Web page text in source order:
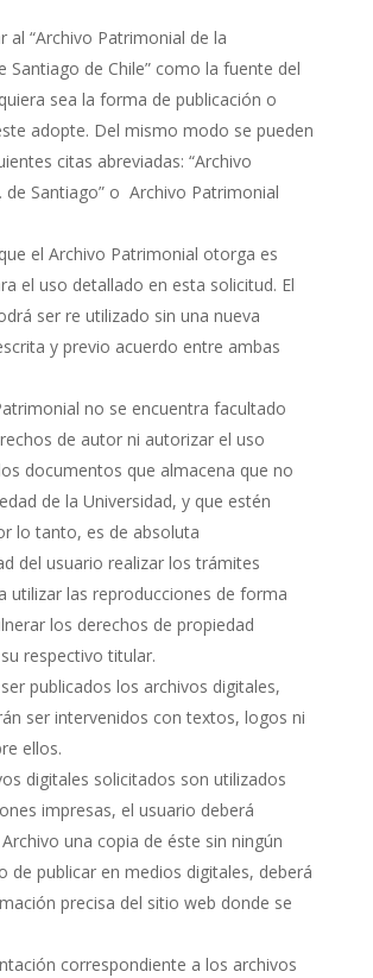
al “Archivo Patrimonial de la
Santiago de Chile” como la fuente del
sea la forma de publicación o
adopte. Del mismo modo se pueden
citas abreviadas: “Archivo
de Santiago” o Archivo Patrimonial
el Archivo Patrimonial otorga es
el uso detallado en esta solicitud. El
ser re utilizado sin una nueva
y previo acuerdo entre ambas
no se encuentra facultado
de autor ni autorizar el uso
documentos que almacena que no
de la Universidad, y que estén
lo tanto, es de absoluta
del usuario realizar los trámites
utilizar las reproducciones de forma
los derechos de propiedad
respectivo titular.
publicados los archivos digitales,
ser intervenidos con textos, logos ni
ellos.
digitales solicitados son utilizados
impresas, el usuario deberá
una copia de éste sin ningún
de publicar en medios digitales, deberá
precisa del sitio web donde se
correspondiente a los archivos